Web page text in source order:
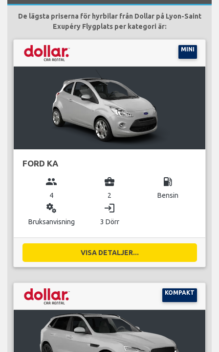
De lägsta priserna för hyrbilar från Dollar på Lyon-Saint
Exupéry Flygplats per kategori är:
MINI
FORD KA
group
4
business_center
2
local_gas_station
Bensin
miscellaneous_services
Bruksanvisning
login
3 Dörr
VISA DETALJER...
KOMPAKT